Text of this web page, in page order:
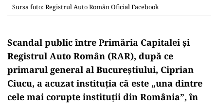
Sursa foto: Registrul Auto Român Oficial Facebook
Scandal public între Primăria Capitalei și
Registrul Auto Român (RAR), după ce
primarul general al Bucureștiului, Ciprian
Ciucu, a acuzat instituția că este „una dintre
cele mai corupte instituții din România”, în